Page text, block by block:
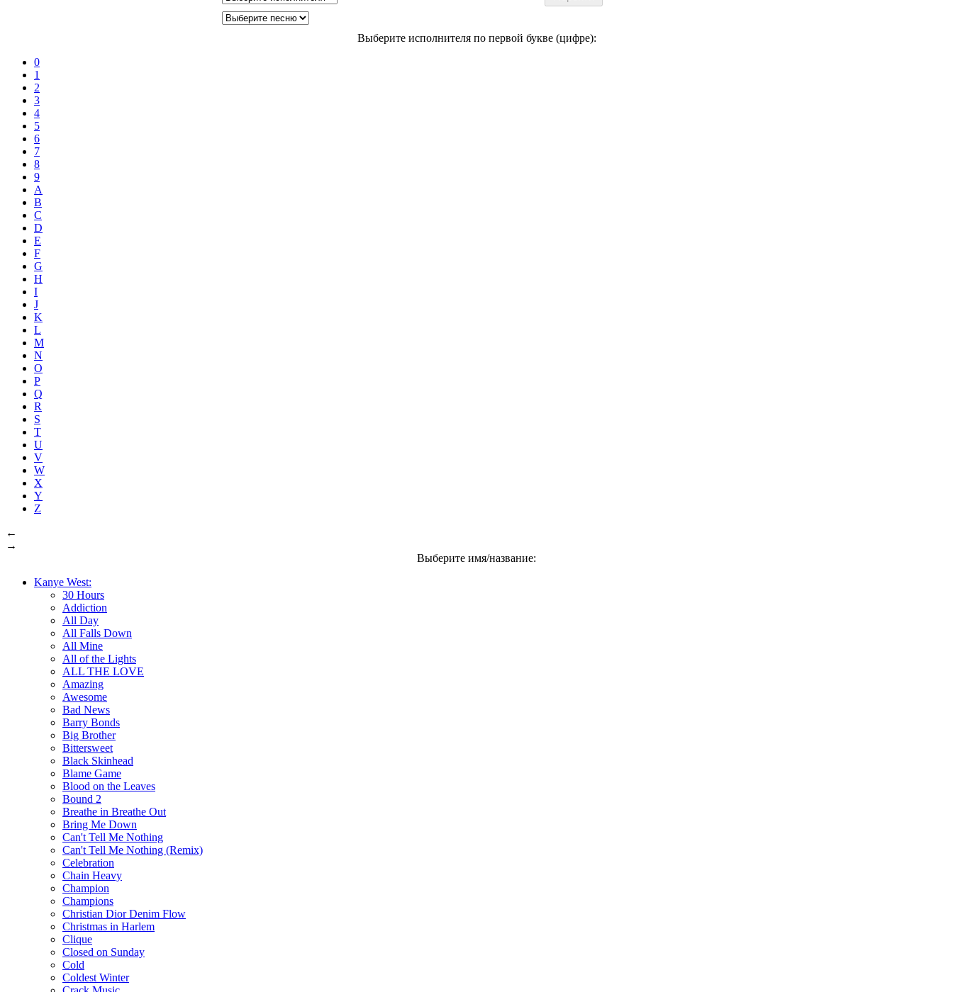
Выберите исполнителя по первой букве (цифре):
0
1
2
3
4
5
6
7
8
9
A
B
C
D
E
F
G
H
I
J
K
L
M
N
O
P
Q
R
S
T
U
V
W
X
Y
Z
←
→
Выберите имя/название:
Kanye West:
30 Hours
Addiction
All Day
All Falls Down
All Mine
All of the Lights
ALL THE LOVE
Amazing
Awesome
Bad News
Barry Bonds
Big Brother
Bittersweet
Black Skinhead
Blame Game
Blood on the Leaves
Bound 2
Breathe in Breathe Out
Bring Me Down
Can't Tell Me Nothing
Can't Tell Me Nothing (Remix)
Celebration
Chain Heavy
Champion
Champions
Christian Dior Denim Flow
Christmas in Harlem
Clique
Closed on Sunday
Cold
Coldest Winter